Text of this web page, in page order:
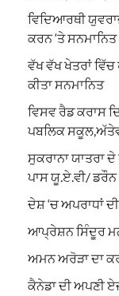
ਵਿਦਿਆਰਥੀ
ਕਰਨ ‘ਤੇ ਸਨਮਾਨਿਤ
ਵੱਖ ਵੱਖ ਖੇਤਰਾਂ
ਕੀਤਾ ਸਨਮਾਨਿਤ
ਵਿਸਵ ਰੈਡ ਕਰਾਸ
ਪਬਲਿਕ
ਸੁਕਰਾਨਾ ਯਾਤਰਾ
ਪਾਸ ਯੂ.ਏ.ਵੀ/
ਦੇਸ਼ ‘ਚ ਅਪਰਾਧਾਂ
ਆਪ੍ਰੇਸ਼ਨ ਸਿੰਦੂਰ
ਅਮਨ ਅਰੋੜਾ ਦਾ
ਕੈਨੇਡਾ ਦੀ ਅਪਣੀ